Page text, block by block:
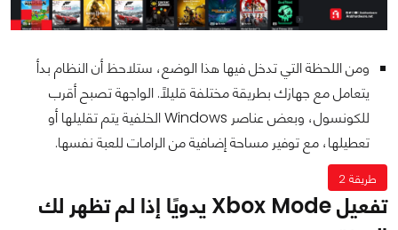
ومن اللحظة التي تدخل فيها هذا الوضع، ستلاحظ أن النظام بدأ
يتعامل مع جهازك بطريقة مختلفة قليلًا. الواجهة تصبح أقرب
للكونسول، وبعض عناصر Windows الخلفية يتم تقليلها أو
تعطيلها، مع توفير مساحة إضافية من الرامات للعبة نفسها.
طريقة 2
تفعيل Xbox Mode يدويًا إذا لم تظهر لك